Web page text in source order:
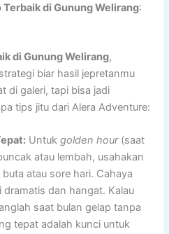
Terbaik di Gunung Welirang:
di Gunung Welirang,
biar hasil jepretanmu
di galeri, tapi bisa jadi
tips jitu dari Alera Adventure:
Untukgolden hour(saat
atau lembah, usahakan
atau sore hari. Cahaya
dan hangat. Kalau
saat bulan gelap tanpa
tepat adalah kunci untuk